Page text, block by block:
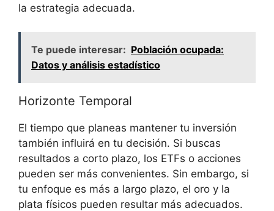
la estrategia adecuada.
Te puede interesar: Población ocupada:
Datos y análisis estadístico
Horizonte Temporal
El tiempo que planeas mantener tu inversión
también influirá en⁣ tu decisión. Si buscas
resultados a corto plazo, los ETFs o acciones
pueden ser más convenientes. Sin embargo, si
tu enfoque es más ‍a largo plazo, el oro y la⁤
plata físicos⁣ pueden resultar más adecuados.